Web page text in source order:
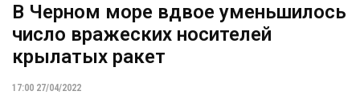
В Черном море вдвое уменьшилось
число вражеских носителей
крылатых ракет
17:00 27/04/2022